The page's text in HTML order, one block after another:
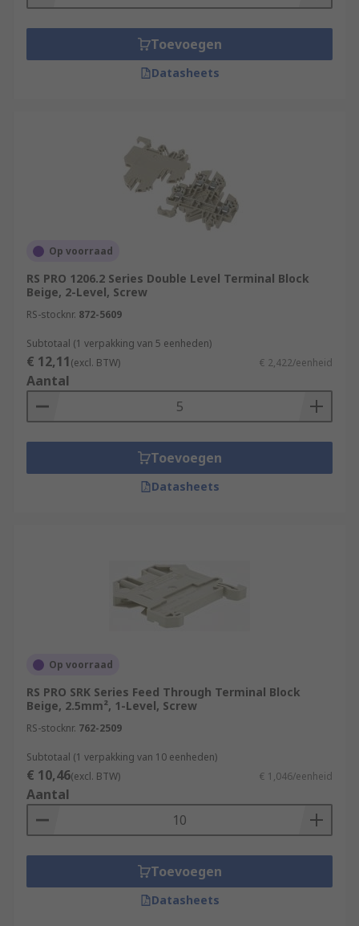
overcurrent than non-fused DIN rail terminals.
They are usually used to protect sensors and
Energy managementPower
suppliesLighting
controllersTelecommunicationsBuilding
management systemsIndustrial and civil
electrical installationsHeating and air
Toevoegen
Datasheets
Op voorraad
RS PRO 1206.2 Series Double Level Terminal Block
Beige, 2-Level, Screw
RS-stocknr. 872-5609
Subtotaal (1 verpakking van 5 eenheden)
€ 12,11(excl. BTW) € 2,422/eenheid
Aantal
Toevoegen
Datasheets
Op voorraad
RS PRO SRK Series Feed Through Terminal Block
Beige, 2.5mm², 1-Level, Screw
RS-stocknr. 762-2509
Subtotaal (1 verpakking van 10 eenheden)
€ 10,46(excl. BTW) € 1,046/eenheid
Aantal
Toevoegen
Datasheets